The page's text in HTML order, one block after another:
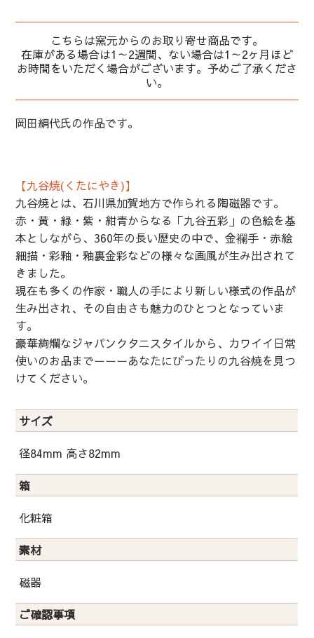
こちらは窯元からのお取り寄せ商品です。
在庫がある場合は1～2週間、ない場合は1～2ヶ月ほど
お時間をいただく場合がございます。予めご了承くださ
い。
岡田絹代氏の作品です。
【九谷焼(くたにやき)】
九谷焼とは、石川県加賀地方で作られる陶磁器です。
赤・黄・緑・紫・紺青からなる「九谷五彩」の色絵を基
本としながら、360年の長い歴史の中で、金襴手・赤絵
細描・彩釉・釉裏金彩などの様々な画風が生み出されて
きました。
現在も多くの作家・職人の手により新しい様式の作品が
生み出され、その自由さも魅力のひとつとなっていま
す。
豪華絢爛なジャパンクタニスタイルから、カワイイ日常
使いのお品までーーーあなたにぴったりの九谷焼を見つ
けてください。
サイズ
径84mm 高さ82mm
箱
化粧箱
素材
磁器
ご確認事項